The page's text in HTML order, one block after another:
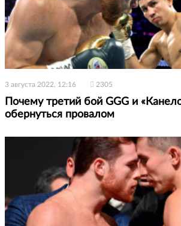
3 августа 2022, 12:16 2305
Почему третий бой GGG и
обернуться провалом